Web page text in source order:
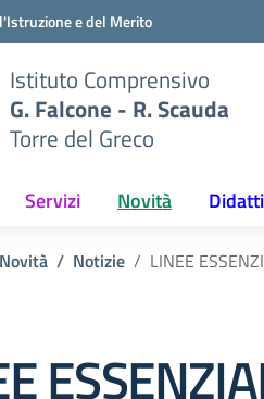
e del Merito
Istituto Comprensivo
G. Falcone - R. Scauda
Torre del Greco
Servizi Novità
Novità Notizie LINEE